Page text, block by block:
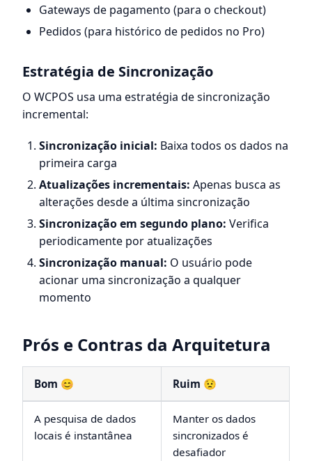
Gateways de pagamento (para o checkout)
Pedidos (para histórico de pedidos no Pro)
Estratégia de Sincronização
O WCPOS usa uma estratégia de sincronização
incremental:
Sincronização inicial: Baixa todos os dados na
primeira carga
Atualizações incrementais: Apenas busca as
alterações desde a última sincronização
Sincronização em segundo plano: Verifica
periodicamente por atualizações
Sincronização manual: O usuário pode
acionar uma sincronização a qualquer
momento
Prós e Contras da Arquitetura
Bom 😊 Ruim 😟
A pesquisa de dados
locais é instantânea
Manter os dados
sincronizados é
desafiador